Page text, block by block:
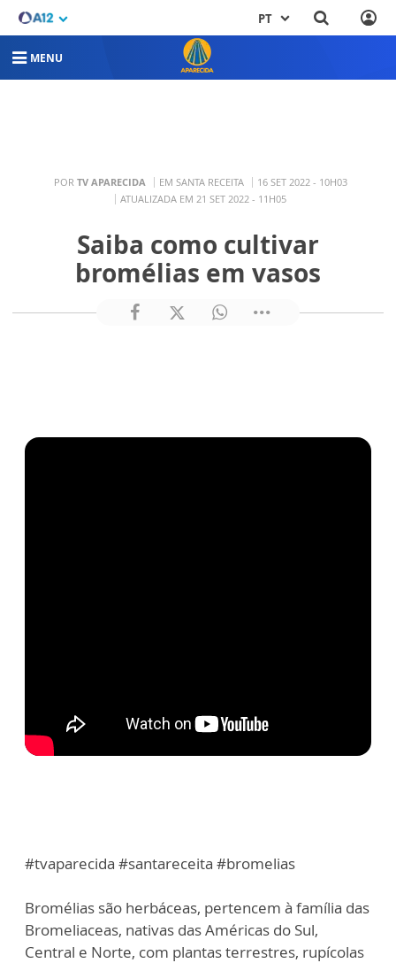
PT
MENU
POR TV APARECIDA EM SANTA RECEITA
16 SET 2022 - 10H03
ATUALIZADA EM 21 SET 2022 - 11H05
Saiba como cultivar
bromélias em vasos
#tvaparecida #santareceita #bromelias
Bromélias são herbáceas, pertencem à família das
Bromeliaceas, nativas das Américas do Sul,
Central e Norte, com plantas terrestres, rupícolas